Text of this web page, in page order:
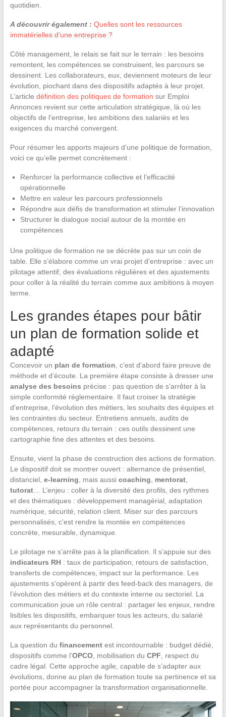
quotidien.
A découvrir également : Quelles sont les ressources
immatérielles d’une entreprise ?
Côté management, le relais se fait sur le terrain : les besoins
remontent, les compétences se construisent, les parcours se
dessinent. Les collaborateurs, eux, deviennent moteurs de leur
évolution, piochant dans des dispositifs adaptés à leur projet.
L’article définition des politiques de formation sur Emploi
Annonces revient sur cette articulation stratégique, là où les
objectifs de l’entreprise, les ambitions des salariés et les
exigences du marché convergent.
Pour résumer les apports majeurs d’une politique de formation,
voici ce qu’elle permet concrètement :
Renforcer la performance collective et l’efficacité
opérationnelle
Mettre en valeur les parcours professionnels
Répondre aux défis de transformation et stimuler l’innovation
Structurer le dialogue social autour de la montée en
compétences
Une politique de formation ne se décrète pas sur un coin de
table. Elle s’élabore comme un vrai projet d’entreprise : avec un
pilotage attentif, des évaluations régulières et des ajustements
pour coller à la réalité du terrain comme aux ambitions à moyen
terme.
Les grandes étapes pour bâtir
un plan de formation solide et
adapté
Concevoir un plan de formation , c’est d’abord faire preuve de
méthode et d’écoute. La première étape consiste à dresser une
analyse des besoins précise : pas question de s’arrêter à la
simple conformité réglementaire. Il faut croiser la stratégie
d’entreprise, l’évolution des métiers, les souhaits des équipes et
les contraintes du secteur. Entretiens annuels, audits de
compétences, retours du terrain : ces outils dessinent une
cartographie fine des attentes et des besoins.
Ensuite, vient la phase de construction des actions de formation.
Le dispositif doit se montrer ouvert : alternance de présentiel,
distanciel, e-learning , mais aussi coaching mentorat,
tutorat… L’enjeu : coller à la diversité des profils, des rythmes
et des thématiques : développement managérial, adaptation
numérique, sécurité, relation client. Miser sur des parcours
personnalisés, c’est rendre la montée en compétences
concrète, mesurable, dynamique.
Le pilotage ne s’arrête pas à la planification. Il s’appuie sur des
indicateurs RH: taux de participation, retours de satisfaction,
transferts de compétences, impact sur la performance. Les
ajustements s’opèrent à partir des feed-back des managers, de
l’évolution des métiers et du contexte interne ou sectoriel. La
communication joue un rôle central : partager les enjeux, rendre
lisibles les dispositifs, embarquer tous les acteurs, du salarié
aux représentants du personnel.
La question du financementest incontournable : budget dédié,
dispositifs comme l’OPCO, mobilisation du CPF , respect du
cadre légal. Cette approche agile, capable de s’adapter aux
évolutions, donne au plan de formation toute sa pertinence et sa
portée pour accompagner la transformation organisationnelle.